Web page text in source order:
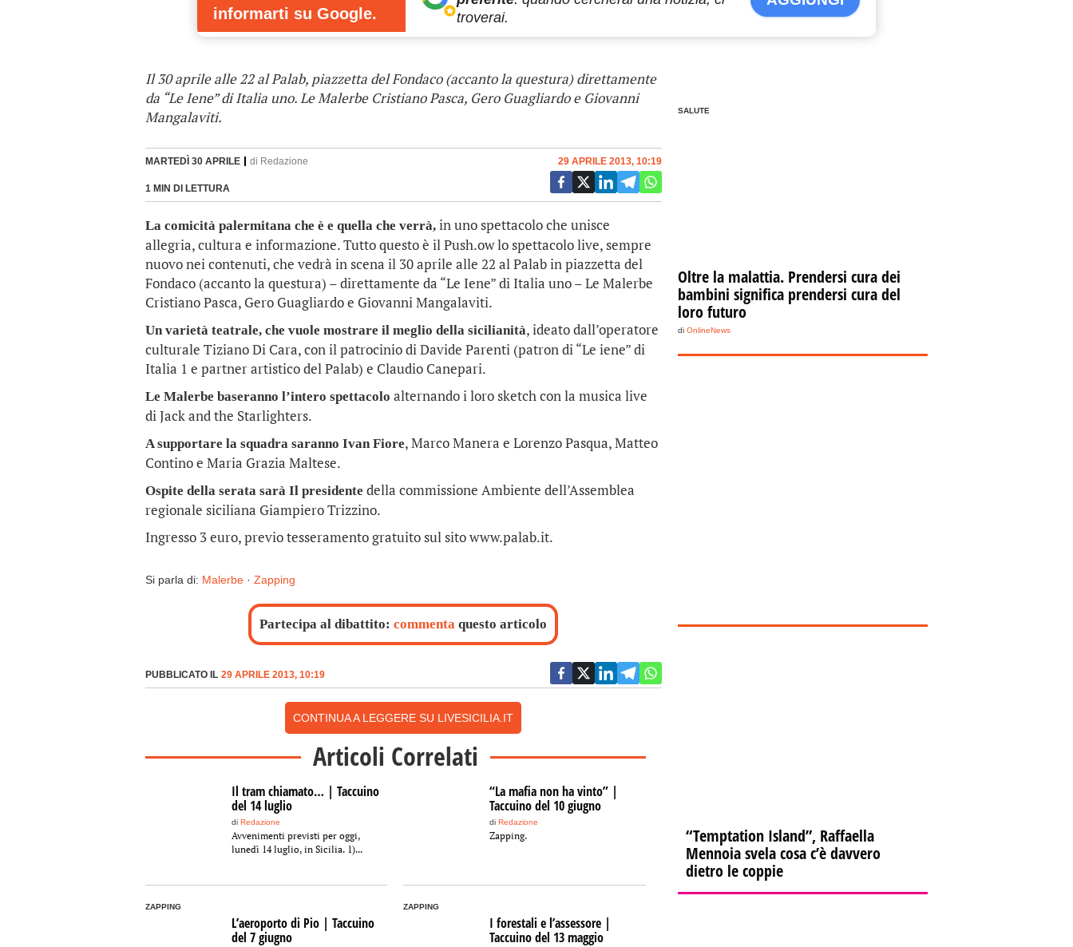
informarti su Google.
troverai.
Il 30 aprile alle 22 al Palab, piazzetta del Fondaco (accanto la questura) direttamente
da “Le Iene” di Italia uno. Le Malerbe Cristiano Pasca, Gero Guagliardo e Giovanni
Mangalaviti.
MARTEDÌ 30 APRILE di Redazione
1 MIN DI LETTURA
29 APRILE 2013, 10:19
La comicità palermitana che è e quella che verrà, in uno spettacolo che unisce
allegria, cultura e informazione. Tutto questo è il Push.ow lo spettacolo live, sempre
nuovo nei contenuti, che vedrà in scena il 30 aprile alle 22 al Palab in piazzetta del
Fondaco (accanto la questura) – direttamente da “Le Iene” di Italia uno – Le Malerbe
Cristiano Pasca, Gero Guagliardo e Giovanni Mangalaviti.
Un varietà teatrale, che vuole mostrare il meglio della sicilianità, ideato dall’operatore
culturale Tiziano Di Cara, con il patrocinio di Davide Parenti (patron di “Le iene” di
Italia 1 e partner artistico del Palab) e Claudio Canepari.
Le Malerbe baseranno l’intero spettacolo alternando i loro sketch con la musica live
di Jack and the Starlighters.
A supportare la squadra saranno Ivan Fiore, Marco Manera e Lorenzo Pasqua, Matteo
Contino e Maria Grazia Maltese.
Ospite della serata sarà Il presidente della commissione Ambiente dell’Assemblea
regionale siciliana Giampiero Trizzino.
Ingresso 3 euro, previo tesseramento gratuito sul sito www.palab.it.
Si parla di: Malerbe · Zapping
Partecipa al dibattito:commenta questo articolo
PUBBLICATO IL 29 APRILE 2013, 10:19
CONTINUA A LEGGERE SU LIVESICILIA.IT
Articoli Correlati
Il tram chiamato… | Taccuino
del 14 luglio
di Redazione
Avvenimenti previsti per oggi,
lunedì 14 luglio, in Sicilia. 1)...
“La mafia non ha vinto” |
Taccuino del 10 giugno
diRedazione
Zapping.
ZAPPING
L’aeroporto di Pio | Taccuino
del 7 giugno
ZAPPING
I forestali e l’assessore |
Taccuino del 13 maggio
SALUTE
Oltre la malattia. Prendersi cura dei
bambini significa prendersi cura del
loro futuro
di OnlineNews
“Temptation Island”, Raffaella
Mennoia svela cosa c’è davvero
dietro le coppie